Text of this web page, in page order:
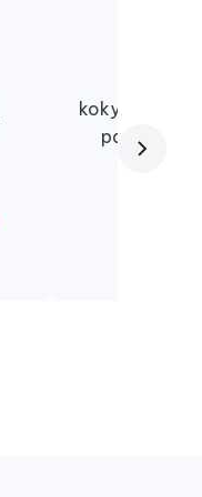
kokybiškai,